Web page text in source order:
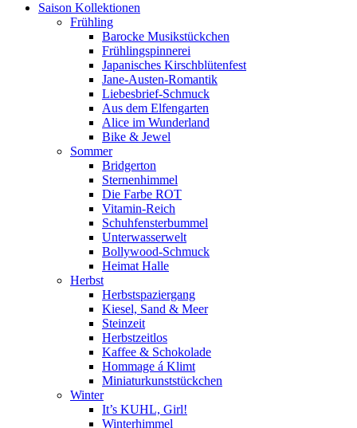
Saison Kollektionen
Frühling
Barocke Musikstückchen
Frühlingspinnerei
Japanisches Kirschblütenfest
Jane-Austen-Romantik
Liebesbrief-Schmuck
Aus dem Elfengarten
Alice im Wunderland
Bike & Jewel
Sommer
Bridgerton
Sternenhimmel
Die Farbe ROT
Vitamin-Reich
Schuhfensterbummel
Unterwasserwelt
Bollywood-Schmuck
Heimat Halle
Herbst
Herbstspaziergang
Kiesel, Sand & Meer
Steinzeit
Herbstzeitlos
Kaffee & Schokolade
Hommage á Klimt
Miniaturkunststückchen
Winter
It’s KUHL, Girl!
Winterhimmel